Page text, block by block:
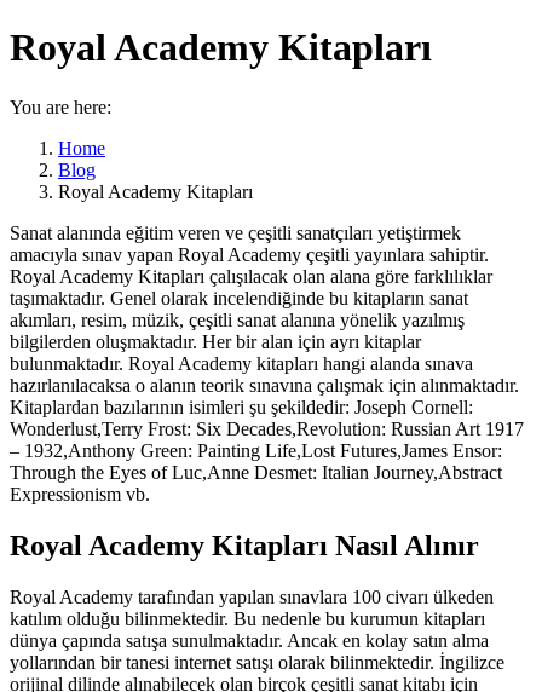
Royal Academy Kitapları
You are here:
Home
Blog
Royal Academy Kitapları
Sanat alanında eğitim veren ve çeşitli sanatçıları yetiştirmek
amacıyla sınav yapan Royal Academy çeşitli yayınlara sahiptir.
Royal Academy Kitapları çalışılacak olan alana göre farklılıklar
taşımaktadır. Genel olarak incelendiğinde bu kitapların sanat
akımları, resim, müzik, çeşitli sanat alanına yönelik yazılmış
bilgilerden oluşmaktadır. Her bir alan için ayrı kitaplar
bulunmaktadır. Royal Academy kitapları hangi alanda sınava
hazırlanılacaksa o alanın teorik sınavına çalışmak için alınmaktadır.
Kitaplardan bazılarının isimleri şu şekildedir: Joseph Cornell:
Wonderlust,Terry Frost: Six Decades,Revolution: Russian Art 1917
– 1932,Anthony Green: Painting Life,Lost Futures,James Ensor:
Through the Eyes of Luc,Anne Desmet: Italian Journey,Abstract
Expressionism vb.
Royal Academy Kitapları Nasıl Alınır
Royal Academy tarafından yapılan sınavlara 100 civarı ülkeden
katılım olduğu bilinmektedir. Bu nedenle bu kurumun kitapları
dünya çapında satışa sunulmaktadır. Ancak en kolay satın alma
yollarından bir tanesi internet satışı olarak bilinmektedir. İngilizce
orijinal dilinde alınabilecek olan birçok çeşitli sanat kitabı için